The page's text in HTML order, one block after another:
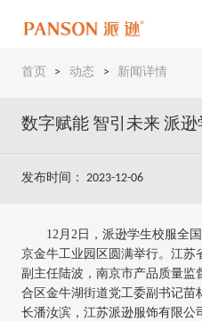
首页 > 动态 > 新闻详情
发布时间： 2023-12-06
12月2日，派逊学生校服全
京金牛工业园区圆满举行。江苏
副主任陆波，南京市产品质量
合区金牛湖街道党工委副书记苗
长潘汝滨，江苏派逊服饰有限公